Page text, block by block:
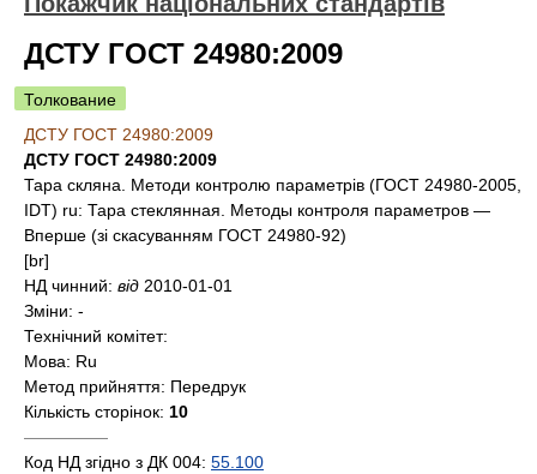
ДСТУ ГОСТ 24980:2009
Толкование
ДСТУ ГОСТ 24980:2009
ДСТУ ГОСТ 24980:2009
Тара скляна. Методи контролю параметрів (ГОСТ 24980-2005,
IDT) ru: Тара стеклянная. Методы контроля параметров —
Вперше (зі скасуванням ГОСТ 24980-92)
[br]
НД чинний: від 2010-01-01
Зміни: -
Технічний комітет:
Мова: Ru
Метод прийняття: Передрук
Кількість сторінок: 10
—————
Код НД згідно з ДК 004: 55.100